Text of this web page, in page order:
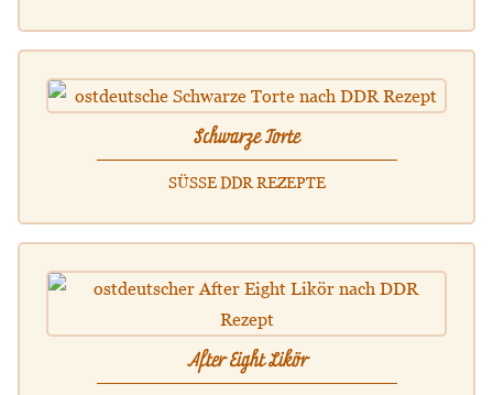
Schwarze Torte
SÜSSE DDR REZEPTE
After Eight Likör